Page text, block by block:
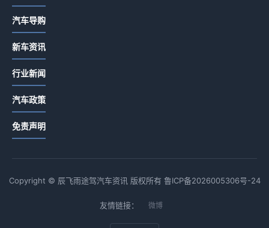
汽车导购
新车资讯
行业新闻
汽车政策
免责声明
Copyright © 辰飞雨途驾汽车资讯 版权所有 鲁ICP备2026005306号-24
友情链接： 微博